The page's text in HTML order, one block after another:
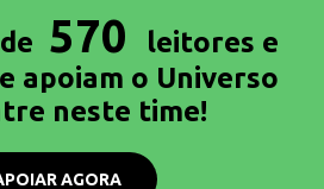
570
leitores e
apoiam o Universo
neste time!
AGORA